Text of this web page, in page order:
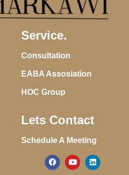
Service.
Consultation
EABA Assosiation
HOC Group
Lets Contact
Schedule A Meeting